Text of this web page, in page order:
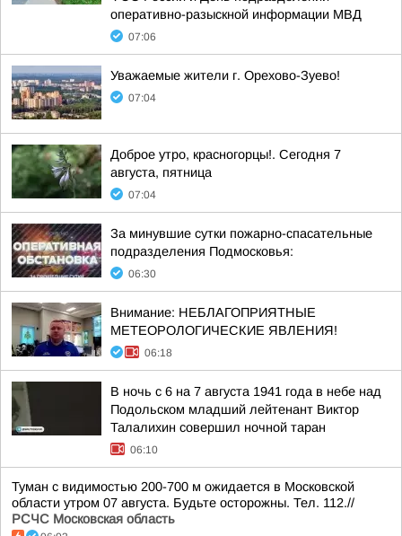
оперативно-разыскной информации МВД
07:06
Уважаемые жители г. Орехово-Зуево!
07:04
Доброе утро, красногорцы!. Сегодня 7
августа, пятница
07:04
За минувшие сутки пожарно-спасательные
подразделения Подмосковья:
06:30
Внимание: НЕБЛАГОПРИЯТНЫЕ
МЕТЕОРОЛОГИЧЕСКИЕ ЯВЛЕНИЯ!
06:18
В ночь с 6 на 7 августа 1941 года в небе над
Подольском младший лейтенант Виктор
Талалихин совершил ночной таран
06:10
Туман с видимостью 200-700 м ожидается в Московской
области утром 07 августа. Будьте осторожны. Тел. 112.//
РСЧС Московская область